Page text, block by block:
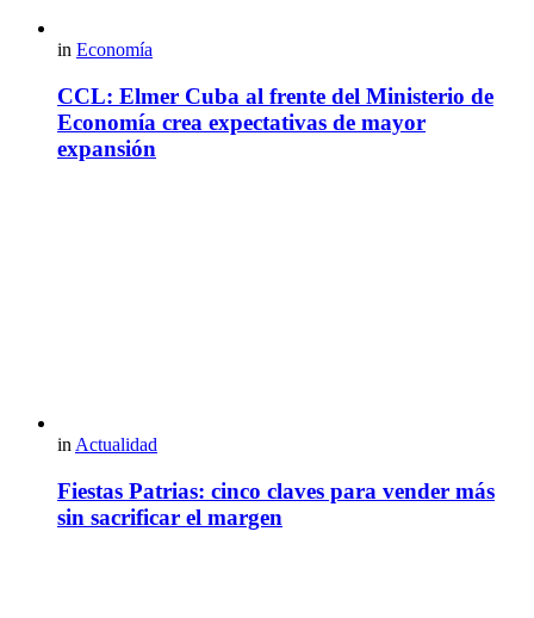
in Economía
CCL: Elmer Cuba al frente del Ministerio de
Economía crea expectativas de mayor
expansión
in Actualidad
Fiestas Patrias: cinco claves para vender más
sin sacrificar el margen